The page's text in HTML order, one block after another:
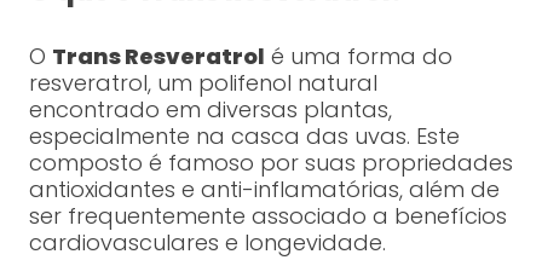
O Trans Resveratrol é uma forma do
resveratrol, um polifenol natural
encontrado em diversas plantas,
especialmente na casca das uvas. Este
composto é famoso por suas propriedades
antioxidantes e anti-inflamatórias, além de
ser frequentemente associado a benefícios
cardiovasculares e longevidade.